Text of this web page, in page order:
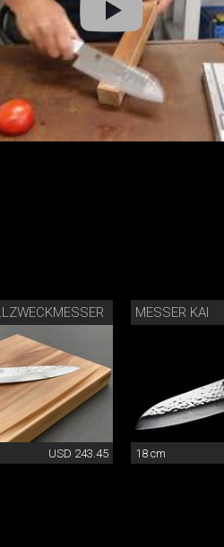
USD 243.45
MESSER KAI
18 cm